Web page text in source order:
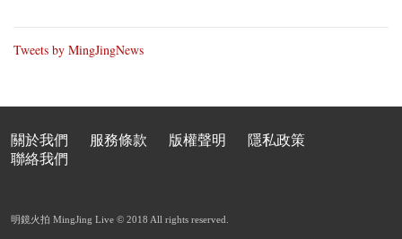
Tweets by MingJingNews
關於我們 服務條款 版權聲明
隱私政策
聯絡我們
明鏡火拍 MingJing Live © 2018 All rights reserved.